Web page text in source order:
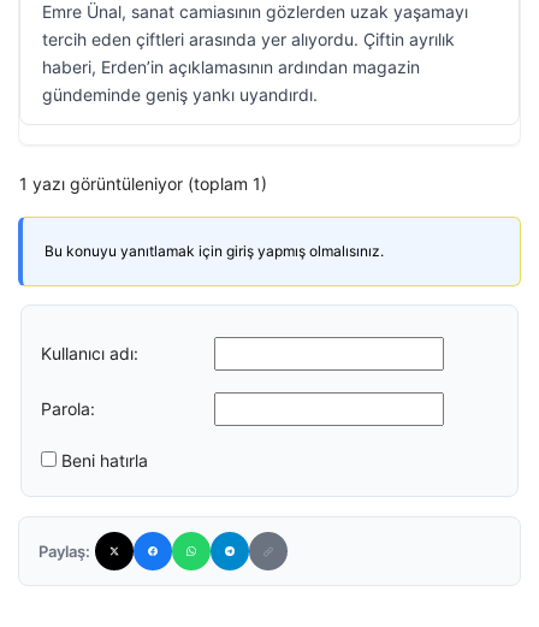
Emre Ünal, sanat camiasının gözlerden uzak yaşamayı
tercih eden çiftleri arasında yer alıyordu. Çiftin ayrılık
haberi, Erden’in açıklamasının ardından magazin
gündeminde geniş yankı uyandırdı.
1 yazı görüntüleniyor (toplam 1)
Bu konuyu yanıtlamak için giriş yapmış olmalısınız.
Kullanıcı adı:
Parola:
Beni hatırla
Paylaş: